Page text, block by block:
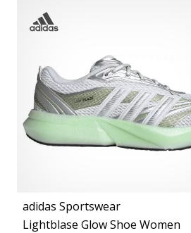
adidas Sportswear
Lightblase Glow Shoe Women